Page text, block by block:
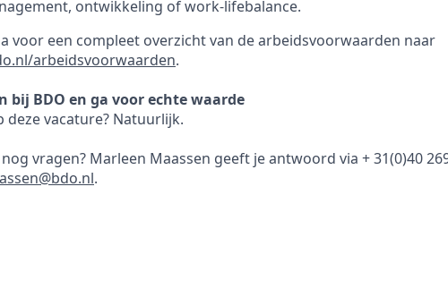
ontwikkeling of work-lifebalance.
voor een compleet overzicht van de arbeidsvoorwaarden naar
arbeidsvoorwaarden.
bij BDO en ga voor echte waarde
deze vacature? Natuurlijk.
vragen? Marleen Maassen geeft je antwoord via + 31(0)40
.